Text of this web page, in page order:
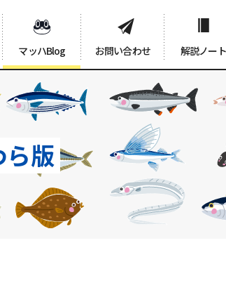
マッハBlog お問い合わせ 解説ノート
版